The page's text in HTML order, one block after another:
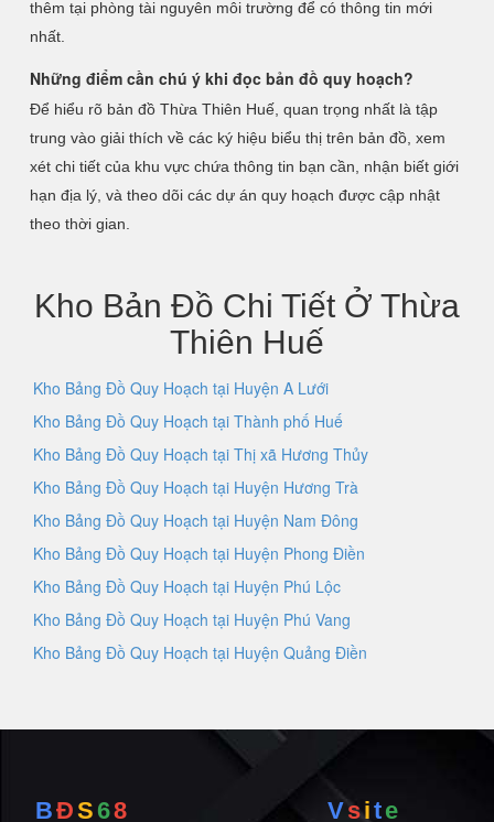
thêm tại phòng tài nguyên môi trường để có thông tin mới
nhất.
Những điểm cần chú ý khi đọc bản đồ quy hoạch?
Để hiểu rõ bản đồ Thừa Thiên Huế, quan trọng nhất là tập
trung vào giải thích về các ký hiệu biểu thị trên bản đồ, xem
xét chi tiết của khu vực chứa thông tin bạn cần, nhận biết giới
hạn địa lý, và theo dõi các dự án quy hoạch được cập nhật
theo thời gian.
Kho Bản Đồ Chi Tiết Ở Thừa
Thiên Huế
Kho Bảng Đồ Quy Hoạch tại Huyện A Lưới
Kho Bảng Đồ Quy Hoạch tại Thành phố Huế
Kho Bảng Đồ Quy Hoạch tại Thị xã Hương Thủy
Kho Bảng Đồ Quy Hoạch tại Huyện Hương Trà
Kho Bảng Đồ Quy Hoạch tại Huyện Nam Đông
Kho Bảng Đồ Quy Hoạch tại Huyện Phong Điền
Kho Bảng Đồ Quy Hoạch tại Huyện Phú Lộc
Kho Bảng Đồ Quy Hoạch tại Huyện Phú Vang
Kho Bảng Đồ Quy Hoạch tại Huyện Quảng Điền
BĐS68 Vsite